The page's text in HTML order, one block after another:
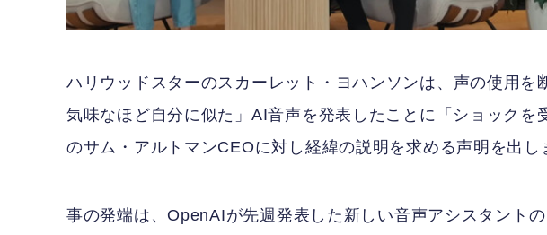
ハリウッドスターのスカーレット・ヨハンソンは、声の使用を
気味なほど自分に似た」AI音声を発表したことに「ショックを
のサム・アルトマンCEOに対し経緯の説明を求める声明を出し
事の発端は、OpenAIが先週発表した新しい音声アシスタント